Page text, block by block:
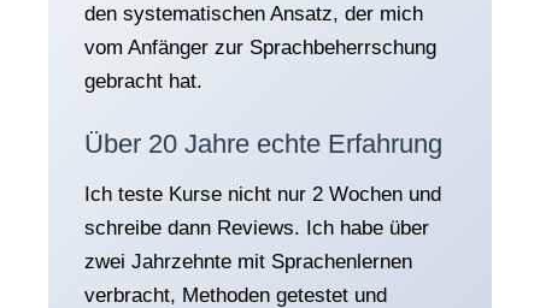
den systematischen Ansatz, der mich
vom Anfänger zur Sprachbeherrschung
gebracht hat.
Über 20 Jahre echte Erfahrung
Ich teste Kurse nicht nur 2 Wochen und
schreibe dann Reviews. Ich habe über
zwei Jahrzehnte mit Sprachenlernen
verbracht, Methoden getestet und